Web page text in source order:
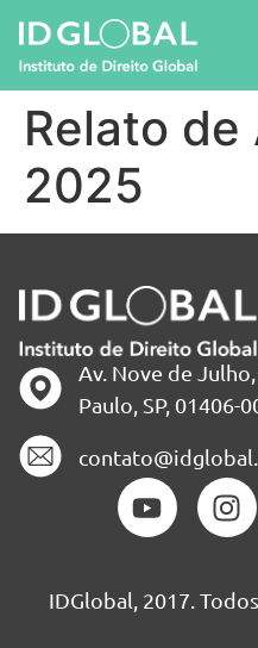
Relato
2025
Av. Nove de
Paulo, SP, 01406-
IDGlobal, 2017.